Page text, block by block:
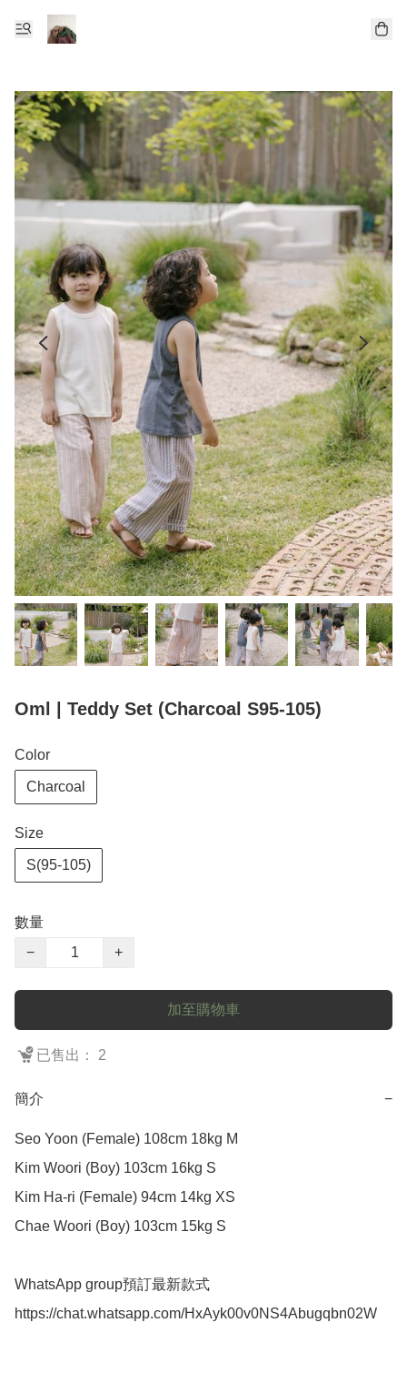
Oml | Teddy Set (Charcoal S95-105)
Color
Charcoal
Size
S(95-105)
數量
−
+
加至購物車
已售出： 2
簡介 −
Seo Yoon (Female) 108cm 18kg M
Kim Woori (Boy) 103cm 16kg S
Kim Ha-ri (Female) 94cm 14kg XS
Chae Woori (Boy) 103cm 15kg S
WhatsApp group預訂最新款式
https://chat.whatsapp.com/HxAyk00v0NS4Abugqbn02W